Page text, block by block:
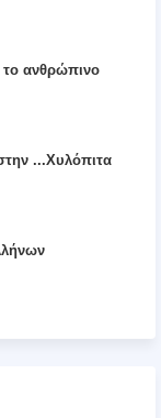
ανθρώπινο
...Χυλόπιτα